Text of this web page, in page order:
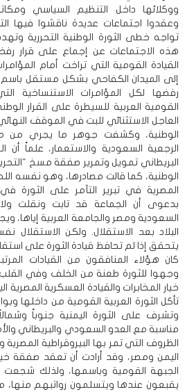
ووكلائها داخل التنظيم السياسي
وعقدوا اجتماعات عديدة ناقشوا فيها
تواجه خطى الثورة الوطنية التحررية
هذه الاجتماعات عن إجماع على قرار
القيادة القومية التي تراخت أمام
إلى الميدان الكفاحي بشكل مستقل باسم
رفضها لكل المؤامرات الاستنساخية
القومية العربية للسيطرة على القرار
العاجل الاستثنائي للبت في الموقف
الوطنية، وكشفت جوهر ما يجري
الرجعية السعودية والاستعمار، علماً أن
البريطاني تمويل وتمرير صفقة مسخ
الوطنية، كما قالت مصادرها، وهو نفسه
المصرية في تبرير التآمر على الثورة
بدعوى أن الجماعة قد تابت ونقلت
السعودية ومصر والجامعة العربية
البلاد بعد الاستقلال. ولكن
يتحقق إذا لم تحافظ قيادة الثورة على
كان هؤلاء المنافقون من القيادات
وجهوا للثورة طعنة من الخلف وفي القلب
خيار المخابرات والقيادة العسكرية المصرية
تأكل الثورة العربية القومية من داخلها
وتشرف على الثورة اليمنية جنوباً
مناسبة مع العدو السعودي والبريطاني
الظروف التي تمر بها البيروقراطية
اليمن ومصر، وقد أرادت أن تعقد صفقة
الجبهة القومية وباسمها، ولذلك شجعت
يقبعون عندها ويتسلمون رواتبهم